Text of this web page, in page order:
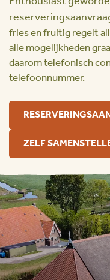
fries en fruitig regelt
alle mogelijkheden
daarom telefonisch
telefoonnummer.
ZELF